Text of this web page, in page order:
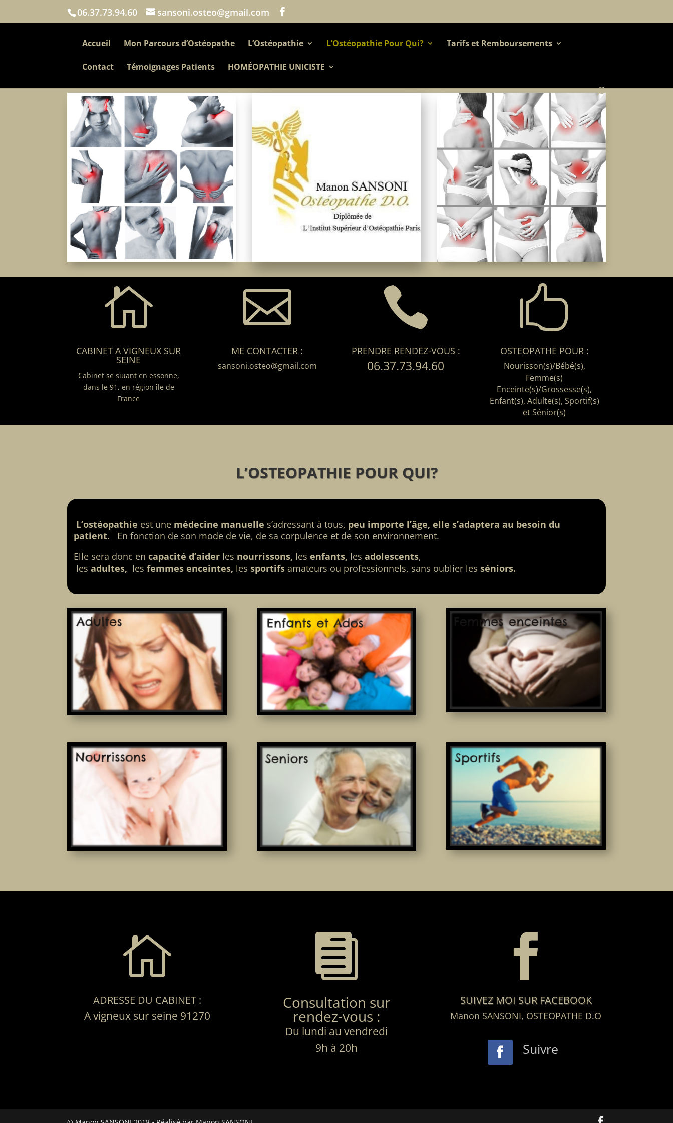
06.37.73.94.60 sansoni.osteo@gmail.com
Accueil Mon Parcours d’Ostéopathe L’Ostéopathie L’Ostéopathie Pour Qui? Tarifs et Remboursements
Contact Témoignages Patients HOMÉOPATHIE UNICISTE

CABINET A VIGNEUX SUR
SEINE
Cabinet se siuant en essonne,
dans le 91, en région île de
France

ME CONTACTER :
sansoni.osteo@gmail.com

PRENDRE RENDEZ-VOUS :
06.37.73.94.60

OSTEOPATHE POUR :
Nourisson(s)/Bébé(s),
Femme(s)
Enceinte(s)/Grossesse(s),
Enfant(s), Adulte(s), Sportif(s)
et Sénior(s)
L’OSTEOPATHIE POUR QUI?
L’ostéopathie est une médecine manuelle s’adressant à tous, peu importe l’âge, elle s’adaptera au besoin du
patient. En fonction de son mode de vie, de sa corpulence et de son environnement.
Elle sera donc en capacité d’aider les nourrissons, les enfants, lesadolescents,
lesadultes, les femmes enceintes, lessportifsamateurs ou professionnels, sans oublier les séniors.

ADRESSE DU CABINET :
A vigneux sur seine 91270

Consultation sur
rendez-vous :
Du lundi au vendredi
9h à 20h

SUIVEZ MOI SUR FACEBOOK
Manon SANSONI, OSTEOPATHE D.O
Suivre